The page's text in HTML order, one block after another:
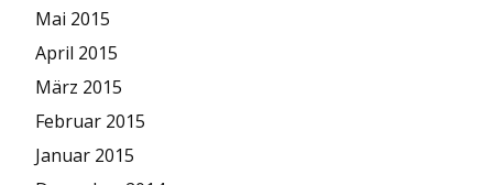
Mai 2015
April 2015
März 2015
Februar 2015
Januar 2015